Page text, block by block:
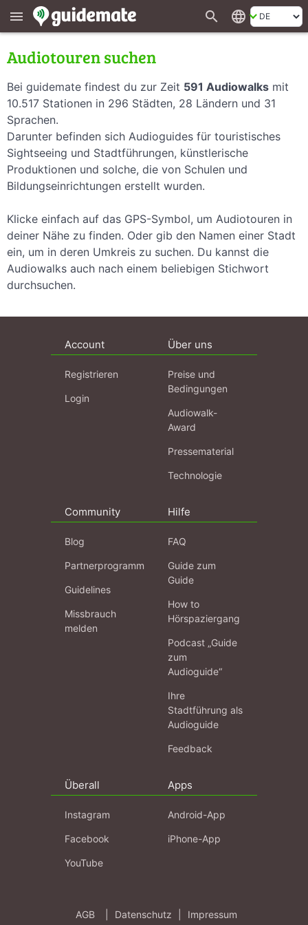
menu search language
Audiotouren suchen
Bei guidemate findest du zur Zeit 591 Audiowalks mit
10.517 Stationen in 296 Städten, 28 Ländern und 31
Sprachen.
Darunter befinden sich Audioguides für touristisches
Sightseeing und Stadtführungen, künstlerische
Produktionen und solche, die von Schulen und
Bildungseinrichtungen erstellt wurden.
Klicke einfach auf das GPS-Symbol, um Audiotouren in
deiner Nähe zu finden. Oder gib den Namen einer Stadt
ein, um in deren Umkreis zu suchen. Du kannst die
Audiowalks auch nach einem beliebigen Stichwort
durchsuchen.
Account
Registrieren
Login
Über uns
Preise und
Bedingungen
Audiowalk-
Award
Pressematerial
Technologie
Community
Blog
Partnerprogramm
Guidelines
Missbrauch
melden
Hilfe
FAQ
Guide zum
Guide
How to
Hörspaziergang
Podcast „Guide
zum
Audioguide“
Ihre
Stadtführung als
Audioguide
Feedback
Überall
Instagram
Facebook
YouTube
Apps
Android-App
iPhone-App
AGB Datenschutz Impressum